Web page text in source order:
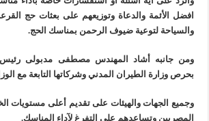
افضل الأئمة والدعاة وتوزيعهم على بعثات حج
والسياحة لتوعية ضيوف الرحمن بمناسك الحج.
ومن جانبه أشاد المهندس مصطفى مدبولى رئيس
بحرص وزارة الطيران المدني وشركاتها التابعة مع
وجميع الجهات والهيئات على تقديم أعلى مستويات
المصريين وتساعدهم على التفرغ لآداء المناسك.